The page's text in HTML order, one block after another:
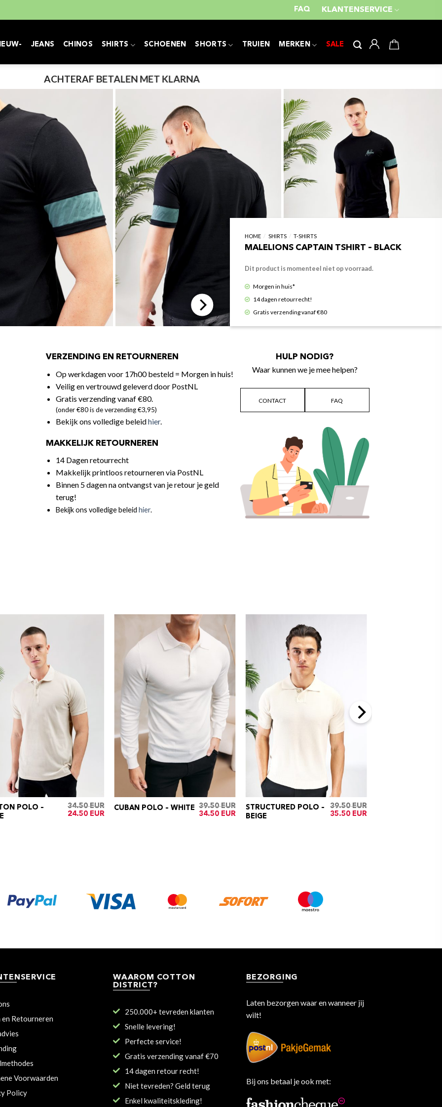
FAQ KLANTENSERVICE
JEANS CHINOS SHIRTS SCHOENEN SHORTS TRUIEN MERKEN SALE
ACHTERAF BETALEN MET KLARNA
HOME / SHIRTS / T-SHIRTS
MALELIONS CAPTAIN TSHIRT – BLACK
Dit product is momenteel niet op voorraad.
Morgen in huis*
14 dagen retourrecht!
Gratis verzending vanaf €80
VERZENDING EN RETOURNEREN
Op werkdagen voor 17h00 besteld = Morgen in huis!
Veilig en vertrouwd geleverd door PostNL
Gratis verzending vanaf €80.
(onder €80 is de verzending €3,95)
Bekijk ons volledige beleidhier.
MAKKELIJK RETOURNEREN
14 Dagen retourrecht
Makkelijk printloos retourneren via PostNL
Binnen 5 dagen na ontvangst van je retour je geld
terug!
Bekijk ons volledige beleid hier.
HULP NODIG?
Waar kunnen we je mee helpen?
CONTACT FAQ
POLO –
34.50
Oorspronkelijke
24.50
Huidige
CUBAN POLO – WHITE 39.50
Oorspronkelijke
34.50
Huidige
prijs
STRUCTURED POLO –
BEIGE
39.50
Oorspronkelijke
35.50
en Retourneren
Voorwaarden
Policy
WAAROM COTTON
DISTRICT?
250.000+ tevreden klanten
Snelle levering!
Perfecte service!
Gratis verzending vanaf €70
14 dagen retour recht!
Niet tevreden? Geld terug
Enkel kwaliteitskleding!
BEZORGING
Laten bezorgen waar en wanneer jij
wilt!
Bij ons betaal je ook met: